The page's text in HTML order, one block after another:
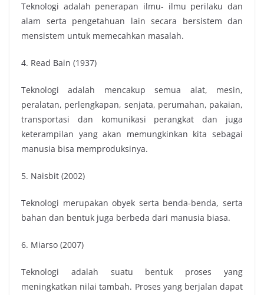
Teknologi adalah penerapan ilmu- ilmu perilaku dan
alam serta pengetahuan lain secara bersistem dan
mensistem untuk memecahkan masalah.
4. Read Bain (1937)
Teknologi adalah mencakup semua alat, mesin,
peralatan, perlengkapan, senjata, perumahan, pakaian,
transportasi dan komunikasi perangkat dan juga
keterampilan yang akan memungkinkan kita sebagai
manusia bisa memproduksinya.
5. Naisbit (2002)
Teknologi merupakan obyek serta benda-benda, serta
bahan dan bentuk juga berbeda dari manusia biasa.
6. Miarso (2007)
Teknologi adalah suatu bentuk proses yang
meningkatkan nilai tambah. Proses yang berjalan dapat